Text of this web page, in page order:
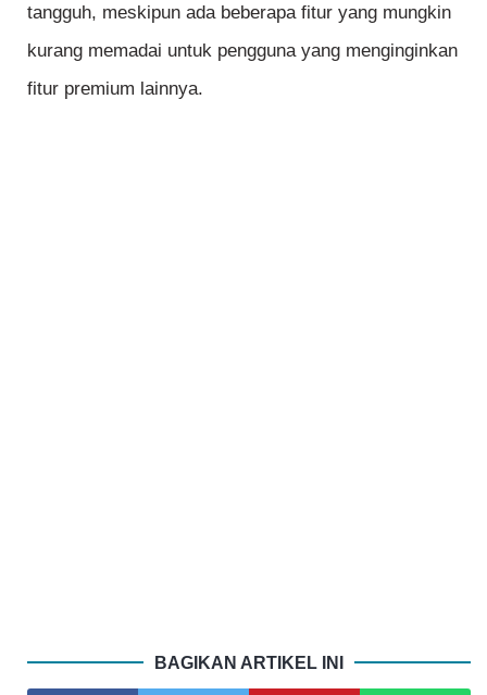
tangguh, meskipun ada beberapa fitur yang mungkin
kurang memadai untuk pengguna yang menginginkan
fitur premium lainnya.
BAGIKAN ARTIKEL INI